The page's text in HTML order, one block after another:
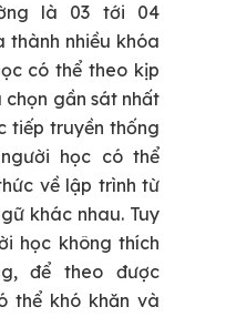
là 03 tới 04
thành nhiều khóa
có thể theo kịp
gần sát nhất
tiếp truyền thống
học có thể
về lập trình từ
khác nhau. Tuy
học không thích
để theo được
thể khó khăn và